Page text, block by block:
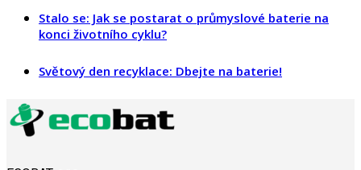
Stalo se: Jak se postarat o průmyslové baterie na
konci životního cyklu?
Světový den recyklace: Dbejte na baterie!